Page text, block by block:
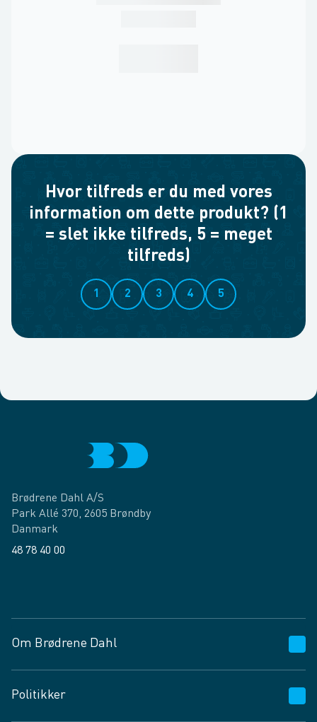
Hvor tilfreds er du med vores
information om dette produkt? (1
= slet ikke tilfreds, 5 = meget
tilfreds)
1 2 3 4 5
Brødrene Dahl A/S
Park Allé 370, 2605 Brøndby
Danmark
48 78 40 00
Om Brødrene Dahl
Vagttelefon 30 10 89 89
Politikker